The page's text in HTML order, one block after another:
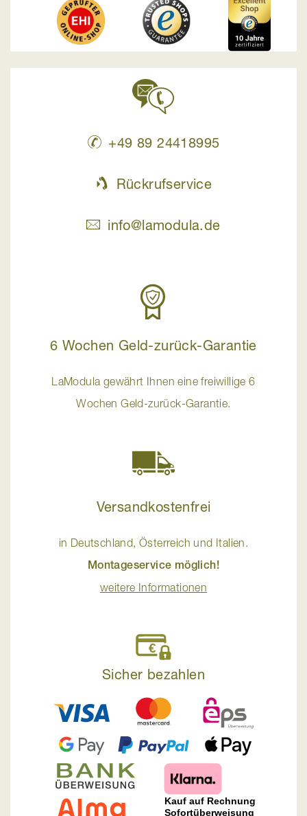
+49 89 24418995
Rückrufservice
info@lamodula.de
6 Wochen Geld-zurück-Garantie
LaModula gewährt Ihnen eine freiwillige 6
Wochen Geld-zurück-Garantie.
Versandkostenfrei
in Deutschland, Österreich und Italien.
Montageservice möglich!
weitere Informationen
Sicher bezahlen